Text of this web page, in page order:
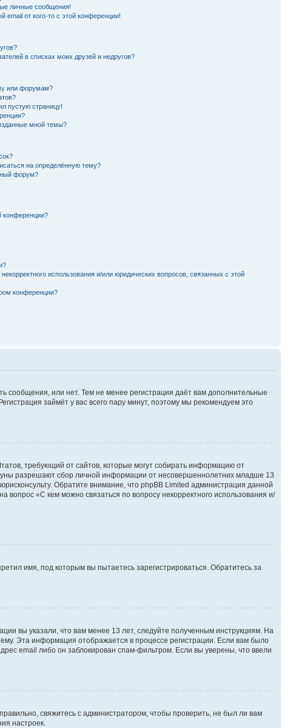
личные сообщения!
email от кого-то с этой конференции!
в списках моих друзей и недругов?
или форумам?
пустую страницу!
мной темы?
на определённую тему?
форум?
конференции?
использования и/или юридических вопросов, связанных с этой
конференции?
сообщения, или нет. Тем не менее регистрация даёт вам дополнительные
займёт у вас всего пару минут, поэтому мы рекомендуем это
требующий от сайтов, которые могут собирать информацию от
разрешают сбор личной информации от несовершеннолетних младше 13
Обратите внимание, что phpBB Limited администрация данной
«С кем можно связаться по вопросу некорректного использования и/
имя, под которым вы пытаетесь зарегистрироваться. Обратитесь за
вы указали, что вам менее 13 лет, следуйте полученным инструкциям. На
Эта информация отображается в процессе регистрации. Если вам было
email либо он заблокирован спам-фильтром. Если вы уверены, что ввели
свяжитесь с администратором, чтобы проверить, не был ли вам
настроек.